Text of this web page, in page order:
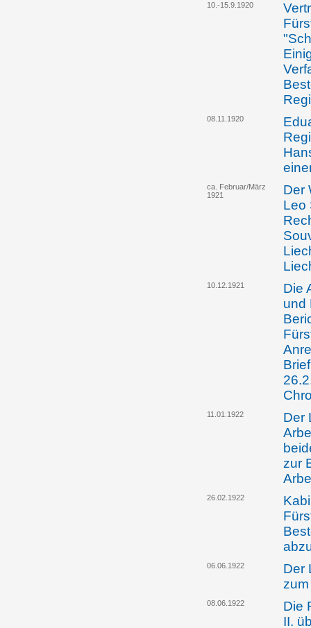
10.-15.9.1920
08.11.1920
ca. Februar/März
1921
Der
Leo
10.12.1921
Die
und
11.01.1922
Der
zur
26.02.1922
06.06.1922
Der
08.06.1922
Die
II.